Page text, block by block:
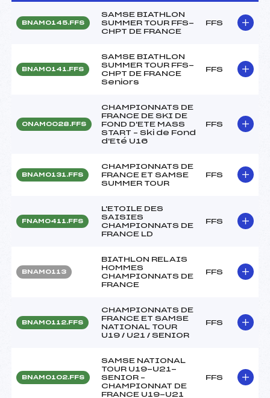
BNAM0145.FFS
SAMSE BIATHLON
SUMMER TOUR FFS-
CHPT DE FRANCE
FFS
BNAM0141.FFS
SAMSE BIATHLON
SUMMER TOUR FFS-
CHPT DE FRANCE
Seniors
FFS
ONAM0028.FFS
CHAMPIONNATS DE
FRANCE DE SKI DE
FOND D'ETE MASS
START – Ski de Fond
d'Eté U16
FFS
BNAM0131.FFS
CHAMPIONNATS DE
FRANCE ET SAMSE
SUMMER TOUR
FFS
FNAM0411.FFS
L'ETOILE DES
SAISIES
CHAMPIONNATS DE
FRANCE LD
FFS
BNAM0113
BIATHLON RELAIS
HOMMES
CHAMPIONNATS DE
FRANCE
FFS
BNAM0112.FFS
CHAMPIONNATS DE
FRANCE ET SAMSE
NATIONAL TOUR
U19 / U21 / SENIOR
FFS
BNAM0102.FFS
SAMSE NATIONAL
TOUR U19-U21-
SENIOR –
CHAMPIONNAT DE
FRANCE U19-U21
FFS